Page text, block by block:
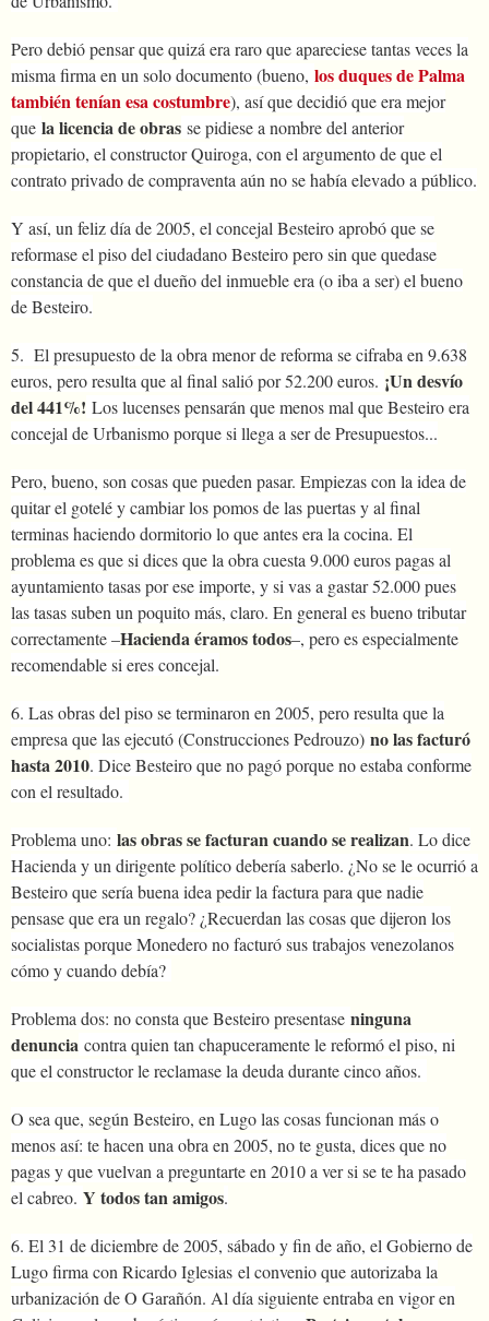
Pero debió pensar que quizá era raro que apareciese tantas veces la
misma firma en un solo documento (bueno, los duques de Palma
también tenían esa costumbre), así que decidió que era mejor
que la licencia de obras se pidiese a nombre del anterior
propietario, el constructor Quiroga, con el argumento de que el
contrato privado de compraventa aún no se había elevado a público.
Y así, un feliz día de 2005, el concejal Besteiro aprobó que se
reformase el piso del ciudadano Besteiro pero sin que quedase
constancia de que el dueño del inmueble era (o iba a ser) el bueno
de Besteiro.
5. El presupuesto de la obra menor de reforma se cifraba en 9.638
euros, pero resulta que al final salió por 52.200 euros. ¡Un desvío
del 441%! Los lucenses pensarán que menos mal que Besteiro era
concejal de Urbanismo porque si llega a ser de Presupuestos...
Pero, bueno, son cosas que pueden pasar. Empiezas con la idea de
quitar el gotelé y cambiar los pomos de las puertas y al final
terminas haciendo dormitorio lo que antes era la cocina. El
problema es que si dices que la obra cuesta 9.000 euros pagas al
ayuntamiento tasas por ese importe, y si vas a gastar 52.000 pues
las tasas suben un poquito más, claro. En general es bueno tributar
correctamente –Hacienda éramos todos–, pero es especialmente
recomendable si eres concejal.
6. Las obras del piso se terminaron en 2005, pero resulta que la
empresa que las ejecutó (Construcciones Pedrouzo) no las facturó
hasta 2010. Dice Besteiro que no pagó porque no estaba conforme
con el resultado.
Problema uno: las obras se facturan cuando se realizan. Lo dice
Hacienda y un dirigente político debería saberlo. ¿No se le ocurrió a
Besteiro que sería buena idea pedir la factura para que nadie
pensase que era un regalo? ¿Recuerdan las cosas que dijeron los
socialistas porque Monedero no facturó sus trabajos venezolanos
cómo y cuando debía?
Problema dos: no consta que Besteiro presentase ninguna
denuncia contra quien tan chapuceramente le reformó el piso, ni
que el constructor le reclamase la deuda durante cinco años.
O sea que, según Besteiro, en Lugo las cosas funcionan más o
menos así: te hacen una obra en 2005, no te gusta, dices que no
pagas y que vuelvan a preguntarte en 2010 a ver si se te ha pasado
el cabreo. Y todos tan amigos.
6. El 31 de diciembre de 2005, sábado y fin de año, el Gobierno de
Lugo firma con Ricardo Iglesias el convenio que autorizaba la
urbanización de O Garañón. Al día siguiente entraba en vigor en